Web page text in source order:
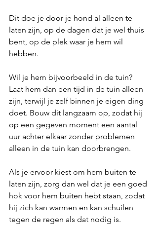
Dit doe je door je hond al alleen te
laten zijn, op de dagen dat je wel thuis
bent, op de plek waar je hem wil
hebben.
Wil je hem bijvoorbeeld in de tuin?
Laat hem dan een tijd in de tuin alleen
zijn, terwijl je zelf binnen je eigen ding
doet. Bouw dit langzaam op, zodat hij
op een gegeven moment een aantal
uur achter elkaar zonder problemen
alleen in de tuin kan doorbrengen.
Als je ervoor kiest om hem buiten te
laten zijn, zorg dan wel dat je een goed
hok voor hem buiten hebt staan, zodat
hij zich kan warmen en kan schuilen
tegen de regen als dat nodig is.